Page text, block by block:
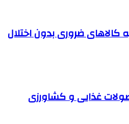
کالاهای ضروری بدون اختلال
غذایی و کشاورزی